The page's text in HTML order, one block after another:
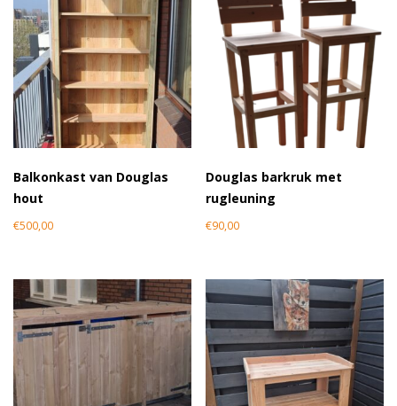
Balkonkast van Douglas
hout
€500,00
Douglas barkruk met
rugleuning
€90,00